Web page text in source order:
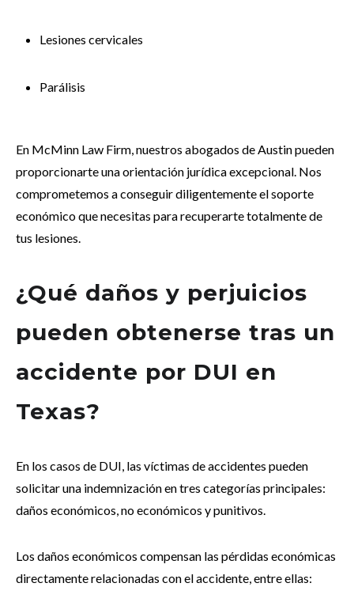
Lesiones cervicales
Parálisis
En McMinn Law Firm, nuestros abogados de Austin pueden
proporcionarte una orientación jurídica excepcional. Nos
comprometemos a conseguir diligentemente el soporte
económico que necesitas para recuperarte totalmente de
tus lesiones.
¿Qué daños y perjuicios
pueden obtenerse tras un
accidente por DUI en
Texas?
En los casos de DUI, las víctimas de accidentes pueden
solicitar una indemnización en tres categorías principales:
daños económicos, no económicos y punitivos.
Los daños económicos compensan las pérdidas económicas
directamente relacionadas con el accidente, entre ellas: